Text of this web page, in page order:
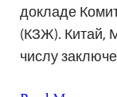
докладе
(КЗЖ). Китай,
числу